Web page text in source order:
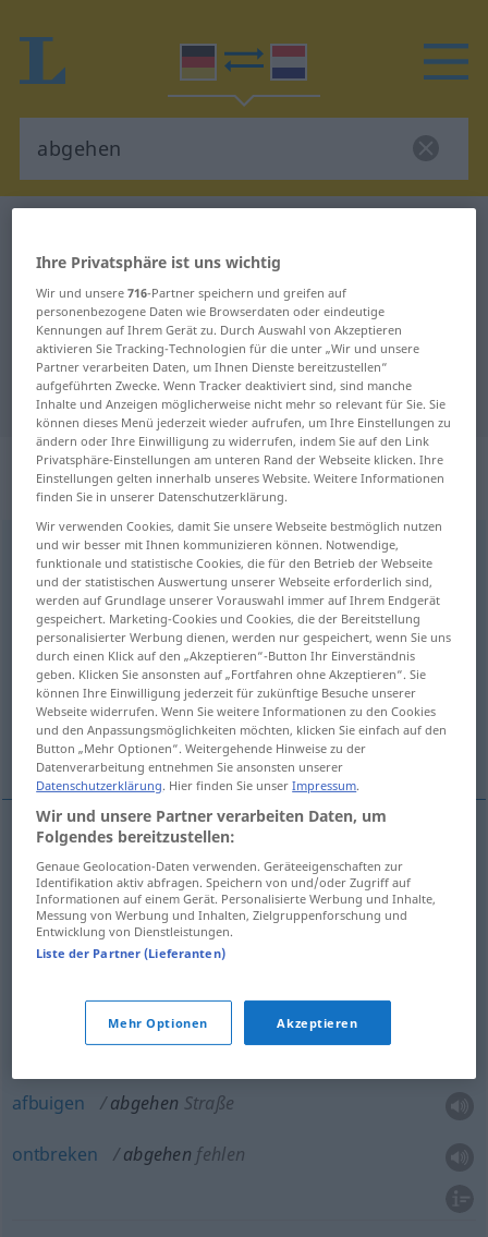
Deutsch-Niederländisch
Übersetzung für "abgehen"
"abgehen" Niederländisch
Übersetzung
„abgehen“: transitives Verb |
intransitives Verb
abgehen v/tu.v/i
Übersicht aller Übersetzungen
(Für mehr Details die Übersetzung anklicken/antippen)
afgaan, vertrekken, aflopen, afbuigen,
ontbreken, uitgaan
verzonden worden
afgaan abgehen
vertrekken abgehen abfahren
verzondenworden, (er)uitgaan
Funkspruch, Postetc
abgehenablaufen
afbuigen abgehen Straße
ontbreken abgehen fehlen
Ihre Privatsphäre ist uns wichtig
Wir und unsere716-Partner speichern und greifen auf
personenbezogene Daten wie Browserdaten oder eindeutige
Kennungen auf Ihrem Gerät zu. Durch Auswahl von Akzeptieren
aktivieren Sie Tracking-Technologien für die unter „Wir und unsere
Partner verarbeiten Daten, um Ihnen Dienste bereitzustellen“
aufgeführten Zwecke. Wenn Tracker deaktiviert sind, sind manche
Inhalte und Anzeigen möglicherweise nicht mehr so relevant für Sie. Sie
können dieses Menü jederzeit wieder aufrufen, um Ihre Einstellungen zu
ändern oder Ihre Einwilligung zu widerrufen, indem Sie auf den Link
Privatsphäre-Einstellungen am unteren Rand der Webseite klicken. Ihre
Einstellungen gelten innerhalb unseres Website. Weitere Informationen
finden Sie in unserer Datenschutzerklärung.
Wir verwenden Cookies, damit Sie unsere Webseite bestmöglich nutzen
und wir besser mit Ihnen kommunizieren können. Notwendige,
funktionale und statistische Cookies, die für den Betrieb der Webseite
und der statistischen Auswertung unserer Webseite erforderlich sind,
werden auf Grundlage unserer Vorauswahl immer auf Ihrem Endgerät
gespeichert. Marketing-Cookies und Cookies, die der Bereitstellung
personalisierter Werbung dienen, werden nur gespeichert, wenn Sie uns
durch einen Klick auf den „Akzeptieren“-Button Ihr Einverständnis
geben. Klicken Sie ansonsten auf „Fortfahren ohne Akzeptieren“. Sie
können Ihre Einwilligung jederzeit für zukünftige Besuche unserer
Webseite widerrufen. Wenn Sie weitere Informationen zu den Cookies
und den Anpassungsmöglichkeiten möchten, klicken Sie einfach auf den
Button „Mehr Optionen“. Weitergehende Hinweise zu der
Datenverarbeitung entnehmen Sie ansonsten unserer
Datenschutzerklärung. Hier finden Sie unserImpressum.
Wir und unsere Partner verarbeiten Daten, um
Folgendes bereitzustellen:
Genaue Geolocation-Daten verwenden. Geräteeigenschaften zur
Identifikation aktiv abfragen. Speichern von und/oder Zugriff auf
Informationen auf einem Gerät. Personalisierte Werbung und Inhalte,
Messung von Werbung und Inhalten, Zielgruppenforschung und
Entwicklung von Dienstleistungen.
Liste der Partner (Lieferanten)
Mehr Optionen Akzeptieren